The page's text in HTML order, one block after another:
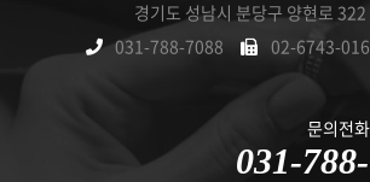
경기도 성남시 분당구 양현로
031-788-7088
02-6743-
문의전화
031-